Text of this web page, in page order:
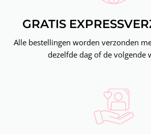
GRATIS
Alle bestellingen worden verzonden
dezelfde dag of de volgende